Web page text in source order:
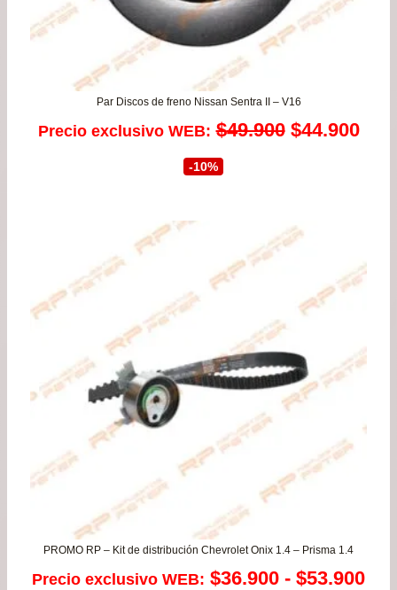
Par Discos de freno Nissan Sentra II – V16
Precio exclusivo WEB: $49.900 El
era:
$49.900.
$44.900El
-10%
PROMO RP – Kit de distribución Chevrolet Onix 1.4 – Prisma 1.4
Precio exclusivo WEB: $36.900 - $53.900